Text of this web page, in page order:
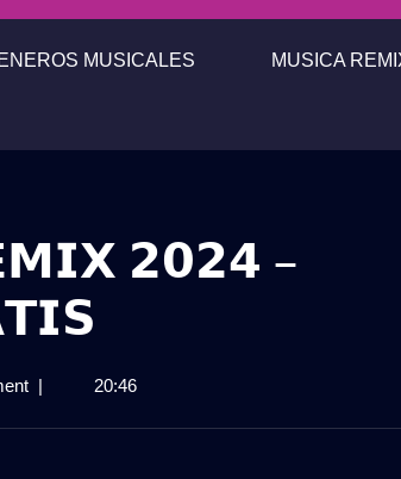
MUSICALES MUSICA
𝟮𝟬𝟮𝟰 –
| 20:46